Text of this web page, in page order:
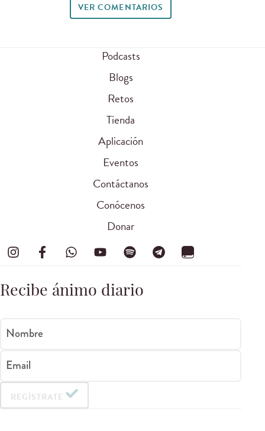
VER COMENTARIOS
Podcasts
Blogs
Retos
Tienda
Aplicación
Eventos
Contáctanos
Conócenos
Donar
Recibe ánimo diario
Nombre
Email
REGÍSTRATE